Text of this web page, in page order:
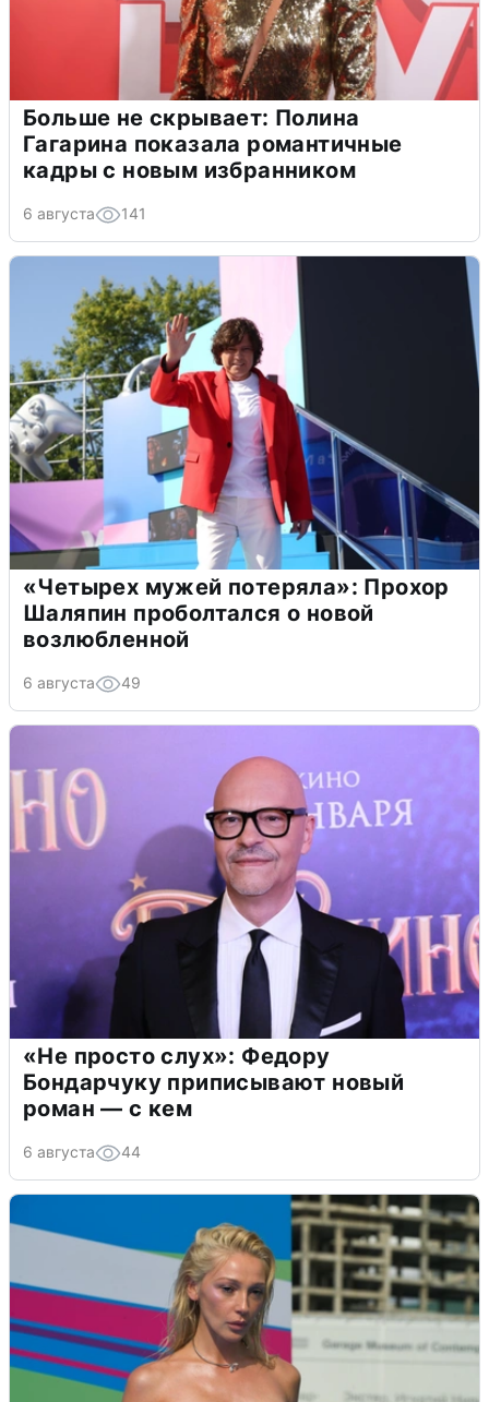
Больше не скрывает: Полина
Гагарина показала романтичные
кадры с новым избранником
6 августа 141
«Четырех мужей потеряла»: Прохор
Шаляпин проболтался о новой
возлюбленной
6 августа 49
«Не просто слух»: Федору
Бондарчуку приписывают новый
роман — с кем
6 августа 44